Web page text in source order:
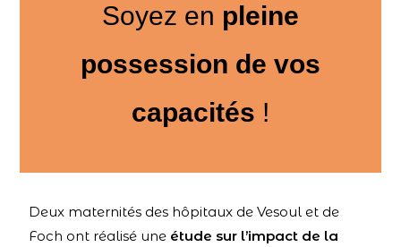
Soyez en pleine
possession de vos
capacités !
Deux maternités des hôpitaux de Vesoul et de
Foch ont réalisé une étude sur l’impact de la